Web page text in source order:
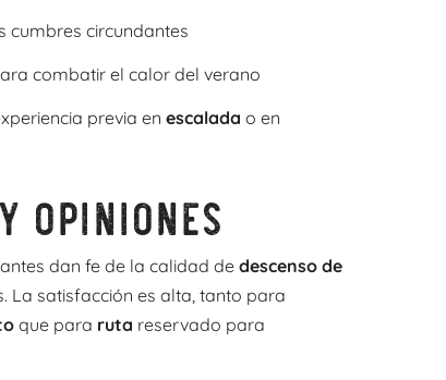
cumbres circundantes
combatir el calor del verano
previa en escalada o en
opiniones
dan fe de la calidad dedescenso de
La satisfacción es alta, tanto para
que para ruta reservado para